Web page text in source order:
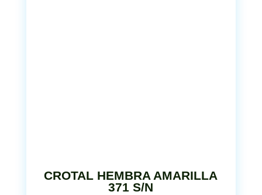
CROTAL HEMBRA AMARILLA
371 S/N